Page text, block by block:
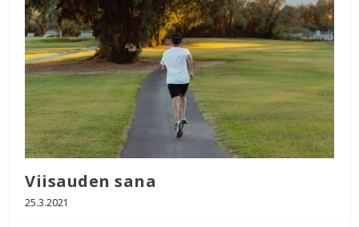
Viisauden sana
25.3.2021